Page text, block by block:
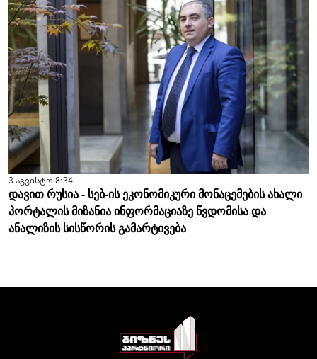
3 აგვისტო 8:34
დავით რუსია - სებ-ის ეკონომიკური მონაცემების ახალი
პორტალის მიზანია ინფორმაციაზე წვდომისა და
ანალიზის სისწორის გამარტივება